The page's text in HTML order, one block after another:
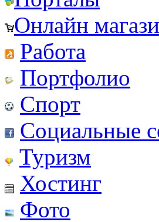
Онлайн
Работа
Портфолио
Спорт
Социальные
Туризм
Хостинг
Фото